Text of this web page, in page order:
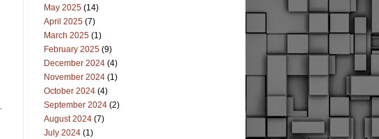
May 2025 (14)
April 2025 (7)
March 2025 (1)
February 2025 (9)
December 2024 (4)
November 2024 (1)
October 2024 (4)
September 2024 (2)
August 2024 (7)
July 2024 (1)